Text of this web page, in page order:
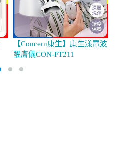
【Concern康生】康生漾電波
醒膚儀CON-FT211